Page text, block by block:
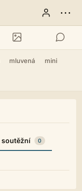
⋯
mluvená mini
soutěžní 0